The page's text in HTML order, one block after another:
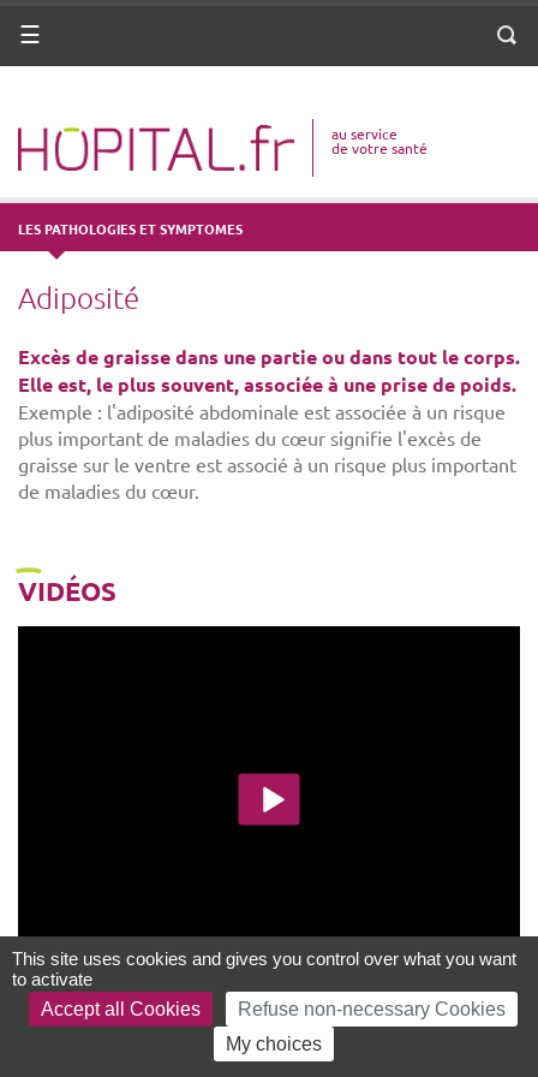
ANNUAIRE
VOTRE SANTÉ
DROITS & DÉMARCHES
MISSIONS
MÉTIERS
Menu
au service
de votre santé
LES PATHOLOGIES ET SYMPTOMES
Adiposité
Excès de graisse dans une partie ou dans tout le corps.
Elle est, le plus souvent, associée à une prise de poids.
Exemple : l'adiposité abdominale est associée à un risque
plus important de maladies du cœur signifie l'excès de
graisse sur le ventre est associé à un risque plus important
de maladies du cœur.
VIDÉOS
This site uses cookies and gives you control over what you want
to activate
Accept all Cookies
Refuse non-necessary Cookies
My choices